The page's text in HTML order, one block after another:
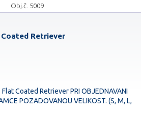
Obj.č. 5009
Retriever
Coated Retriever PRI OBJEDNAVANI
POZADOVANOU VELIKOST. (S, M, L,